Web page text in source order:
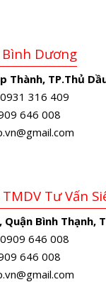
Dương
Thành, TP.Thủ
316 409
646 008
Tư Vấn
Bình Thạnh,
646 008
646 008